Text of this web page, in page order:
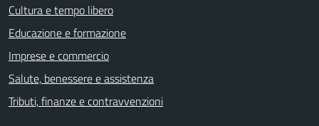
Cultura e tempo libero
Educazione e formazione
Imprese e commercio
Salute, benessere e assistenza
Tributi, finanze e contravvenzioni